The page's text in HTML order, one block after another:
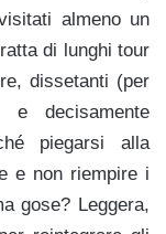
almeno un
di lunghi tour
dissetanti (per
decisamente
piegarsi alla
e non riempire i
gose? Leggera,